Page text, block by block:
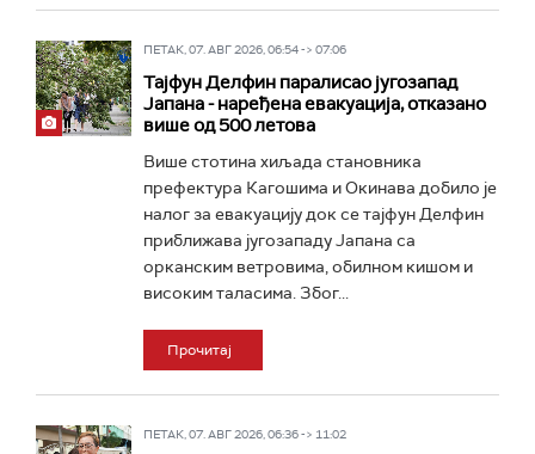
ПЕТАК, 07. АВГ 2026, 06:54 -> 07:06
Тајфун Делфин паралисао југозапад
Јапана - наређена евакуација, отказано
више од 500 летова
Више стотина хиљада становника
префектура Кагошима и Окинава добило је
налог за евакуацију док се тајфун Делфин
приближава југозападу Јапана са
орканским ветровима, обилном кишом и
високим таласима. Због...
Прочитај
ПЕТАК, 07. АВГ 2026, 06:36 -> 11:02